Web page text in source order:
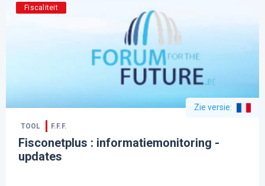
Fiscaliteit
Zie versie:
TOOL F.F.F.
Fisconetplus : informatiemonitoring -
updates